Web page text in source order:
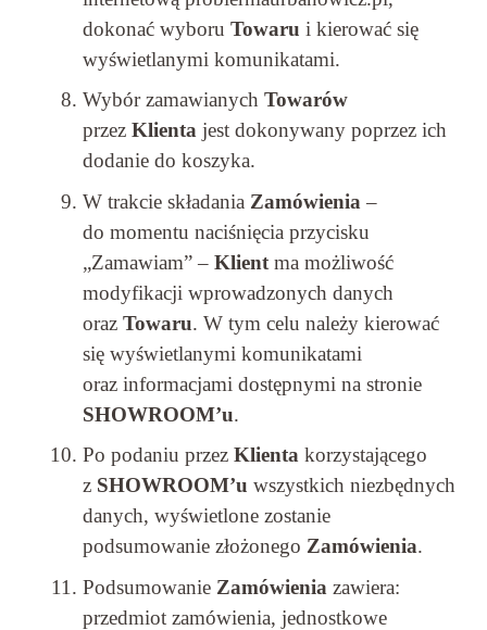
dokonać wyboru Towaru i kierować się
wyświetlanymi komunikatami.
Wybór zamawianych Towarów
przez Klienta jest dokonywany poprzez ich
dodanie do koszyka.
W trakcie składania Zamówienia–
do momentu naciśnięcia przycisku
„Zamawiam” – Klient ma możliwość
modyfikacji wprowadzonych danych
oraz Towaru. W tym celu należy kierować
się wyświetlanymi komunikatami
oraz informacjami dostępnymi na stronie
SHOWROOM’u.
Po podaniu przez Klienta korzystającego
z SHOWROOM’u wszystkich niezbędnych
danych, wyświetlone zostanie
podsumowanie złożonego Zamówienia.
Podsumowanie Zamówienia zawiera:
przedmiot zamówienia, jednostkowe